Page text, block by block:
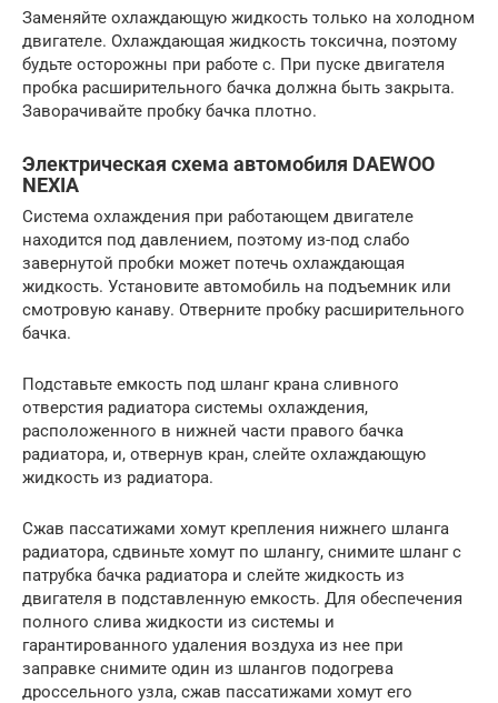
Заменяйте охлаждающую жидкость только на холодном
двигателе. Охлаждающая жидкость токсична, поэтому
будьте осторожны при работе с. При пуске двигателя
пробка расширительного бачка должна быть закрыта.
Заворачивайте пробку бачка плотно.
Электрическая схема автомобиля DAEWOO
NEXIA
Система охлаждения при работающем двигателе
находится под давлением, поэтому из-под слабо
завернутой пробки может потечь охлаждающая
жидкость. Установите автомобиль на подъемник или
смотровую канаву. Отверните пробку расширительного
бачка.
Подставьте емкость под шланг крана сливного
отверстия радиатора системы охлаждения,
расположенного в нижней части правого бачка
радиатора, и, отвернув кран, слейте охлаждающую
жидкость из радиатора.
Сжав пассатижами хомут крепления нижнего шланга
радиатора, сдвиньте хомут по шлангу, снимите шланг с
патрубка бачка радиатора и слейте жидкость из
двигателя в подставленную емкость. Для обеспечения
полного слива жидкости из системы и
гарантированного удаления воздуха из нее при
заправке снимите один из шлангов подогрева
дроссельного узла, сжав пассатижами хомут его